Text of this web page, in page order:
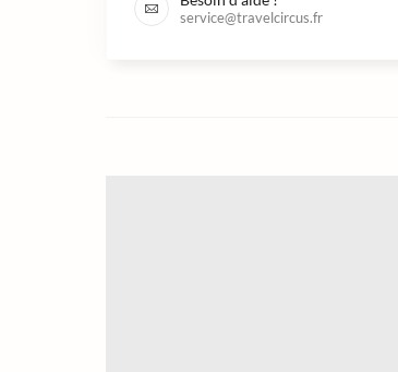
service@travelcircus.fr